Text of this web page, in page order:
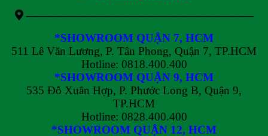
————————————————————
*SHOWROOM QUẬN 7, HCM
511 Lê Văn Lương, P. Tân Phong, Quận 7, TP.HCM
Hotline: 0818.400.400
*SHOWROOM QUẬN 9, HCM
535 Đỗ Xuân Hợp, P. Phước Long B, Quận 9,
TP.HCM
Hotline: 0828.400.400
*SHOWROOM QUẬN 12, HCM